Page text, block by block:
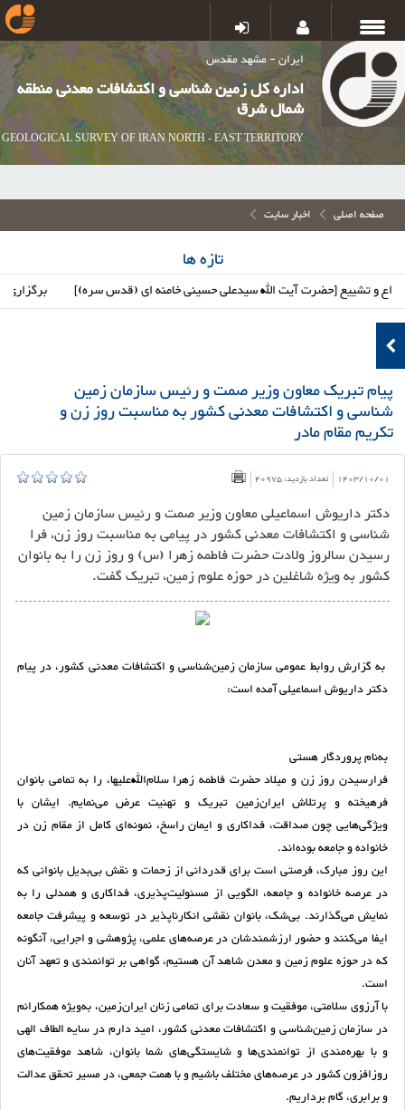
ایران - مشهد مقدس
اداره کل زمین شناسی و اکتشافات معدنی منطقه
شمال شرق
GEOLOGICAL SURVEY OF IRAN NORTH - EAST TERRITORY
صفحه اصلی اخبار سایت
تازه ها
تشییع [حضرت آیت الله سیدعلی حسینی خامنه ای (قدس سره)] برگزاری پنل
پیام تبریک معاون وزیر صمت و رئیس سازمان زمین
شناسی و اکتشافات معدنی کشور به مناسبت روز زن و
تکریم مقام مادر
1403/10/01 تعداد بازدید: 40975
دکتر داریوش اسماعیلی معاون وزیر صمت و رئیس سازمان زمین
شناسی و اکتشافات معدنی کشور در پیامی به مناسبت روز زن، فرا
رسیدن سالروز ولادت حضرت فاطمه زهرا (س) و روز زن را به بانوان
کشور به ویژه شاغلین در حوزه علوم زمین، تبریک گفت.
به گزارش روابط عمومی سازمان زمین‌شناسی و اکتشافات معدنی کشور، در پیام
دکتر داریوش اسماعیلی آمده است:
به‌نام پروردگار هستی
فرارسیدن روز زن و میلاد حضرت فاطمه زهرا سلام‌الله‌علیها، را به تمامی بانوان
فرهیخته و پرتلاش ایران‌زمین تبریک و تهنیت عرض می‌نمایم. ایشان با
ویژگی‌هایی چون صداقت، فداکاری و ایمان راسخ، نمونه‌ای کامل از مقام زن در
خانواده و جامعه بوده‌اند.
این روز مبارک، فرصتی است برای قدردانی از زحمات و نقش بی‌بدیل بانوانی که
در عرصه خانواده و جامعه، الگویی از مسئولیت‌پذیری، فداکاری و همدلی را به
نمایش می‌گذارند. بی‌شک، بانوان نقشی انکارناپذیر در توسعه و پیشرفت جامعه
ایفا می‌کنند و حضور ارزشمندشان در عرصه‌های علمی، پژوهشی و اجرایی، آنگونه
که در حوزه علوم زمین و معدن شاهد آن هستیم، گواهی بر توانمندی و تعهد آنان
است.
با آرزوی سلامتی، موفقیت و سعادت برای تمامی زنان ایران‌زمین، به‌ویژه همکارانم
در سازمان زمین‌شناسی و اکتشافات معدنی کشور، امید دارم در سایه الطاف الهی
و با بهره‌مندی از توانمندی‌ها و شایستگی‌های شما بانوان، شاهد موفقیت‌های
روزافزون کشور در عرصه‌های مختلف باشیم و با همت جمعی، در مسیر تحقق عدالت
و برابری، گام برداریم.